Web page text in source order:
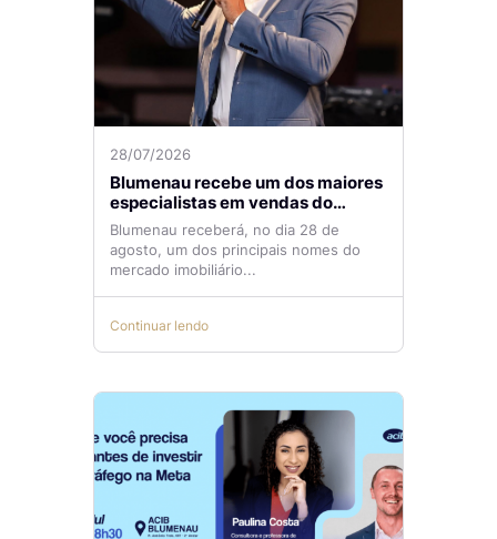
28/07/2026
Blumenau recebe um dos maiores
especialistas em vendas do
mercado imobiliário
Blumenau receberá, no dia 28 de
agosto, um dos principais nomes do
mercado imobiliário...
Continuar lendo